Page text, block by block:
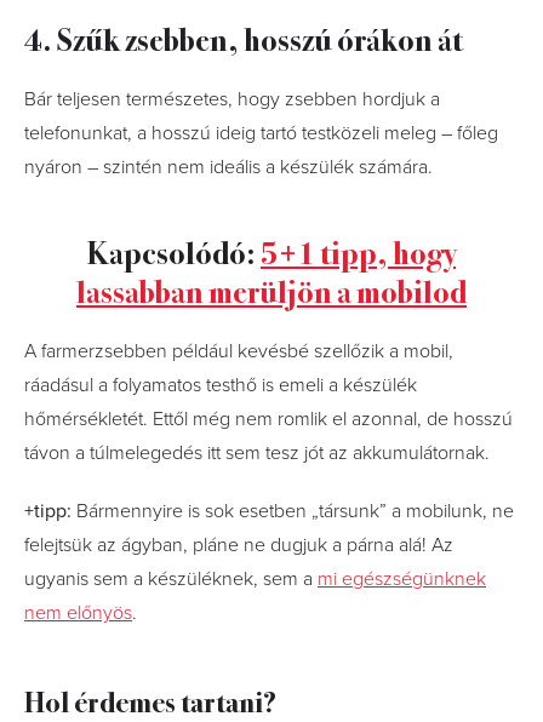
4. Szűk zsebben, hosszú órákon át
Bár teljesen természetes, hogy zsebben hordjuk a
telefonunkat, a hosszú ideig tartó testközeli meleg – főleg
nyáron – szintén nem ideális a készülék számára.
Kapcsolódó:5+1 tipp, hogy
lassabban merüljön a mobilod
A farmerzsebben például kevésbé szellőzik a mobil,
ráadásul a folyamatos testhő is emeli a készülék
hőmérsékletét. Ettől még nem romlik el azonnal, de hosszú
távon a túlmelegedés itt sem tesz jót az akkumulátornak.
+tipp: Bármennyire is sok esetben „társunk” a mobilunk, ne
felejtsük az ágyban, pláne ne dugjuk a párna alá! Az
ugyanis sem a készüléknek, sem a mi egészségünknek
nem előnyös.
Hol érdemes tartani?